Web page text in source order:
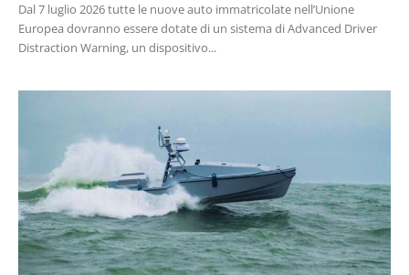
Dal 7 luglio 2026 tutte le nuove auto immatricolate nell’Unione
Europea dovranno essere dotate di un sistema di Advanced Driver
Distraction Warning, un dispositivo...